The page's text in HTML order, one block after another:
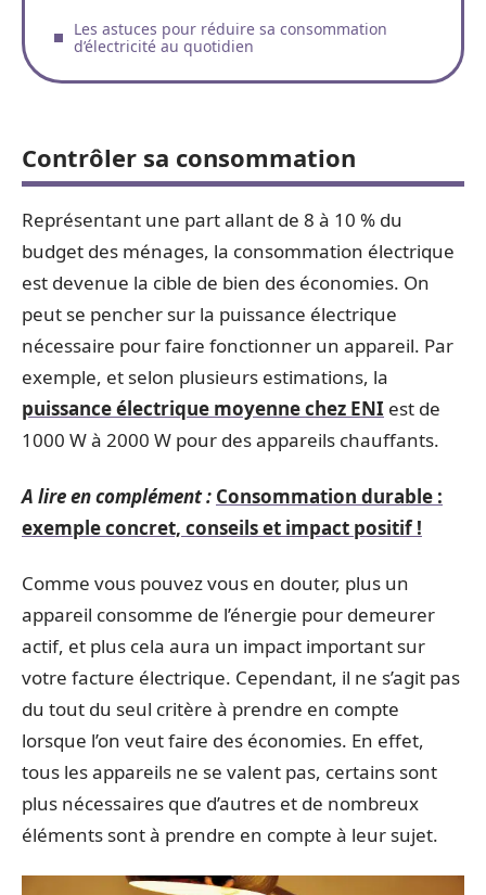
Les astuces pour réduire sa consommation
d’électricité au quotidien
Contrôler sa consommation
Représentant une part allant de 8 à 10 % du
budget des ménages, la consommation électrique
est devenue la cible de bien des économies. On
peut se pencher sur la puissance électrique
nécessaire pour faire fonctionner un appareil. Par
exemple, et selon plusieurs estimations, la
puissance électrique moyenne chez ENI est de
1000 W à 2000 W pour des appareils chauffants.
A lire en complément : Consommation durable :
exemple concret, conseils et impact positif !
Comme vous pouvez vous en douter, plus un
appareil consomme de l’énergie pour demeurer
actif, et plus cela aura un impact important sur
votre facture électrique. Cependant, il ne s’agit pas
du tout du seul critère à prendre en compte
lorsque l’on veut faire des économies. En effet,
tous les appareils ne se valent pas, certains sont
plus nécessaires que d’autres et de nombreux
éléments sont à prendre en compte à leur sujet.